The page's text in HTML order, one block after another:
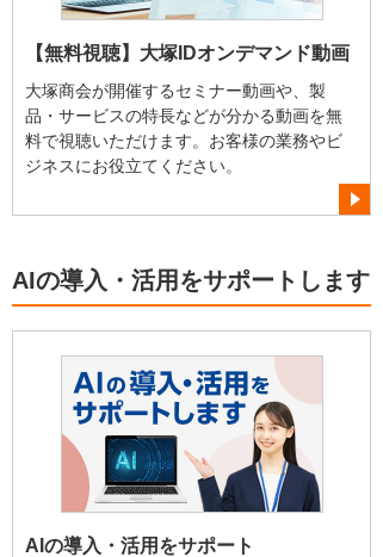
【無料視聴】大塚IDオンデマンド動画
大塚商会が開催するセミナー動画や、製
品・サービスの特長などが分かる動画を無
料で視聴いただけます。お客様の業務やビ
ジネスにお役立てください。
AIの導入・活用をサポートします
AIの導入・活用をサポート